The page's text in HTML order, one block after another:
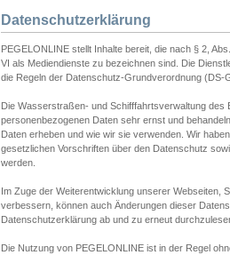
Datenschutzerklärung
PEGELONLINE stellt Inhalte bereit, die nach § 2,
VI als Mediendienste zu bezeichnen sind. Die
die Regeln der Datenschutz-Grundverordnung
Die Wasserstraßen- und Schifffahrtsverwaltung
personenbezogenen Daten sehr ernst und
Daten erheben und wie wir sie verwenden. Wir
gesetzlichen Vorschriften über den Datenschutz
werden.
Im Zuge der Weiterentwicklung unserer Webseiten,
verbessern, können auch Änderungen dieser
Datenschutzerklärung ab und zu erneut
Die Nutzung von PEGELONLINE ist in der Regel